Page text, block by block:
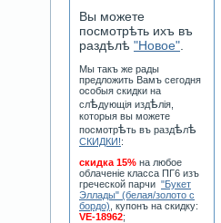
Вы можете
посмотрѣть ихъ въ
раздѣлѣ "Новое"
Мы такъ же рады
предложить Вамъ сегодня
особыя скидки на
слѣдующiя издѣлiя,
которыя вы можете
посмотрѣть въ раздѣлѣ
СКИДКИ!:
скидка 15% на любое
облаченiе класса ПГ6 изъ
греческой парчи "Букет
Эллады" (белая/золото с
бордо) , купонъ на скидку:
VE-18962;